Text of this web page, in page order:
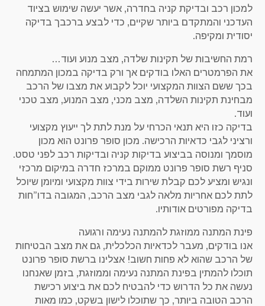
למכון רכב ובדיקת קניה בחדרה, אשר יעשה שימוש בציוד
העדכני והמתקדם ביותר שקיים, כדי לבצע ברכבך בדיקה
יסודית ומקיפה.
רמת החשיבות של תקינות שלדה, מצב מנוע ועוד…
את הפרמטרים האלו בודקים אך ורק בדיקה במכון המתמחה
בכך ששם הצוות המקצועי יוכל לקבוע את מצבו של הרכב
מבחינת תקינות השלדה, מצב מכני, מצב המנוע, מצב טכני
ועוד.
בדיקה כזו היא תנאי הכרחי על מנת לתת לך ייעוץ מקצועי
ורציני לגבי כדאיות הרכישה. מכון סופר פרונט הוא מכון
מוסמך ומנוסה בביצוע בדיקות קניה ובדיקות רכב לפני טסט.
סניף רשת סופר פרונט ממוקם במרכז חדרה במיקום מרכזי
ונגיש ומציע לכם קבלת שירות בידי צוות מקצועי ומיומן שיוכל
לתת לכם אחריות מלאה לגבי מצב הרכב, המגובה בדו”חות
בדיקה מפורטים אודותיו.
פינת המתנה ממוזגת להמתנה נעימה ורגועה
אנו בודקים, מעבר לכדאיות הכלכלית, גם את מצב הבטיחות
של הרכב שהוא לא פחות חשוב! אצלינו ברשת סופר פרונט
תוכלו להמתין בפינת המתנה נעימה וממוזגת, בזמן שאנחנו
נעשה את כל הדרוש כדי להבטיח לכם את ביצוע רכישת
הרכב הטובה ביותר, כך שתוכלו לישון בשקט, כמו מאות